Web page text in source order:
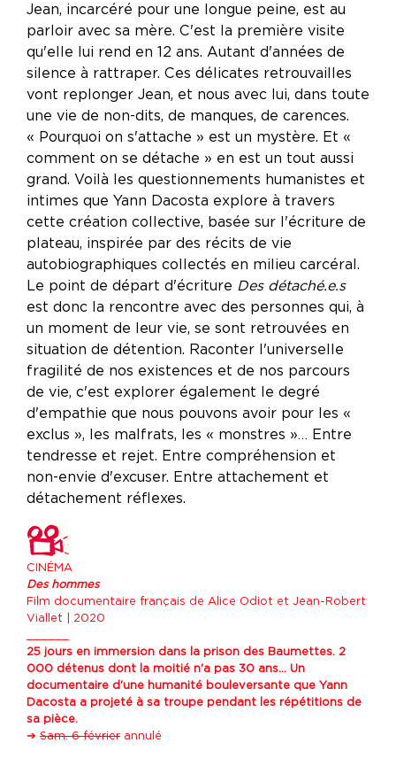
Jean, incarcéré pour une longue peine, est au
parloir avec sa mère. C'est la première visite
qu'elle lui rend en 12 ans. Autant d'années de
silence à rattraper. Ces délicates retrouvailles
vont replonger Jean, et nous avec lui, dans toute
une vie de non-dits, de manques, de carences.
« Pourquoi on s'attache » est un mystère. Et «
comment on se détache » en est un tout aussi
grand. Voilà les questionnements humanistes et
intimes que Yann Dacosta explore à travers
cette création collective, basée sur l'écriture de
plateau, inspirée par des récits de vie
autobiographiques collectés en milieu carcéral.
Le point de départ d'écriture Des détaché.e.s
est donc la rencontre avec des personnes qui, à
un moment de leur vie, se sont retrouvées en
situation de détention. Raconter l'universelle
fragilité de nos existences et de nos parcours
de vie, c'est explorer également le degré
d'empathie que nous pouvons avoir pour les «
exclus », les malfrats, les « monstres »… Entre
tendresse et rejet. Entre compréhension et
non-envie d'excuser. Entre attachement et
détachement réflexes.
CINÉMA
Des hommes
Film documentaire français de Alice Odiot et Jean-Robert
Viallet | 2020
25 jours en immersion dans la prison des Baumettes. 2
000 détenus dont la moitié n'a pas 30 ans... Un
documentaire d'une humanité bouleversante que Yann
Dacosta a projeté à sa troupe pendant les répétitions de
sa pièce.
➔ Sam. 6 février annulé